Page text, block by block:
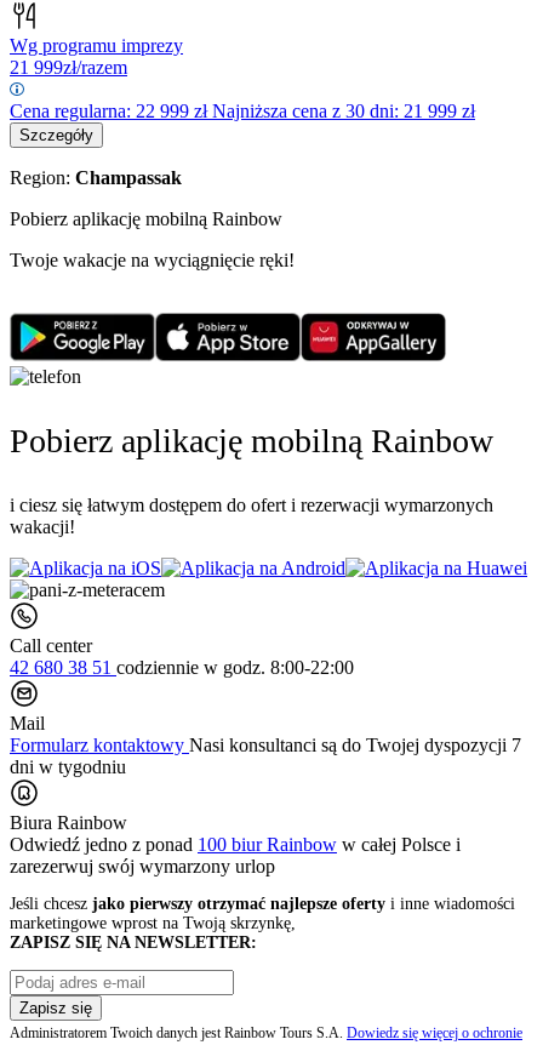
Wg programu imprezy
21 999zł/razem
Cena regularna: 22 999 złNajniższa cena z 30 dni: 21 999 zł
Szczegóły
Region: Champassak
Pobierz aplikację mobilną Rainbow
Twoje wakacje na wyciągnięcie ręki!
Pobierz aplikację mobilną Rainbow
i ciesz się łatwym dostępem do ofert i rezerwacji wymarzonych
wakacji!
Call center
42 680 38 51 codziennie w godz. 8:00-22:00
Mail
Formularz kontaktowy Nasi konsultanci są do Twojej dyspozycji 7
dni w tygodniu
Biura Rainbow
Odwiedź jedno z ponad 100 biur Rainbow w całej Polsce i
zarezerwuj swój wymarzony urlop
Jeśli chcesz jako pierwszy otrzymać najlepsze oferty i inne wiadomości
marketingowe wprost na Twoją skrzynkę,
ZAPISZ SIĘ NA NEWSLETTER:
Zapisz się
Administratorem Twoich danych jest Rainbow Tours S.A. Dowiedz się więcej o ochronie